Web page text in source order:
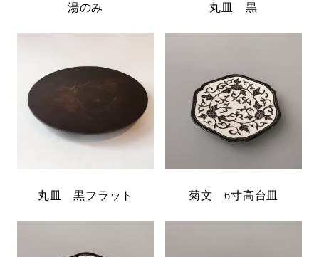
湯のみ 丸皿 黒
丸皿 黒フラット 菊文 6寸高台皿